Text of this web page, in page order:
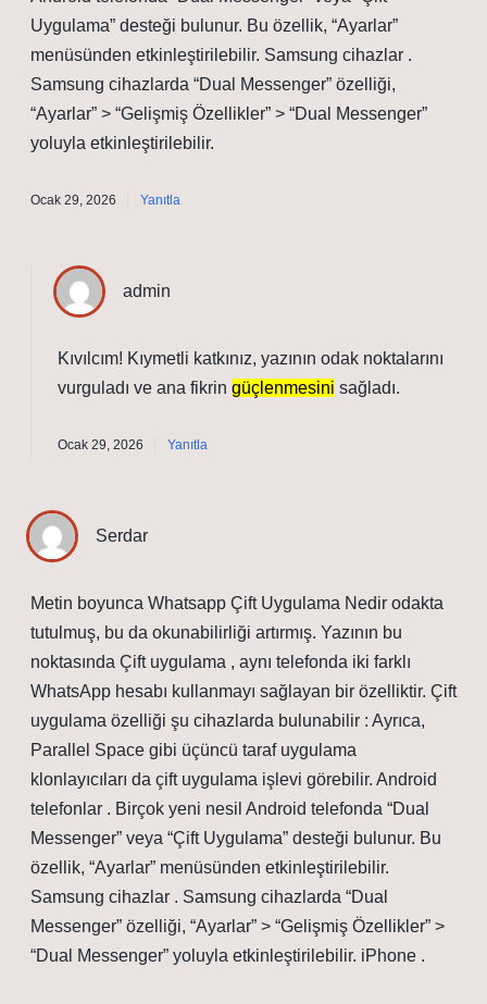
Uygulama” desteği bulunur. Bu özellik, “Ayarlar”
menüsünden etkinleştirilebilir. Samsung cihazlar .
Samsung cihazlarda “Dual Messenger” özelliği,
“Ayarlar” > “Gelişmiş Özellikler” > “Dual Messenger”
yoluyla etkinleştirilebilir.
Ocak 29, 2026 Yanıtla
admin
Kıvılcım! Kıymetli katkınız, yazının odak noktalarını
vurguladı ve ana fikrin güçlenmesini sağladı.
Ocak 29, 2026 Yanıtla
Serdar
Metin boyunca Whatsapp Çift Uygulama Nedir odakta
tutulmuş, bu da okunabilirliği artırmış. Yazının bu
noktasında Çift uygulama , aynı telefonda iki farklı
WhatsApp hesabı kullanmayı sağlayan bir özelliktir. Çift
uygulama özelliği şu cihazlarda bulunabilir : Ayrıca,
Parallel Space gibi üçüncü taraf uygulama
klonlayıcıları da çift uygulama işlevi görebilir. Android
telefonlar . Birçok yeni nesil Android telefonda “Dual
Messenger” veya “Çift Uygulama” desteği bulunur. Bu
özellik, “Ayarlar” menüsünden etkinleştirilebilir.
Samsung cihazlar . Samsung cihazlarda “Dual
Messenger” özelliği, “Ayarlar” > “Gelişmiş Özellikler” >
“Dual Messenger” yoluyla etkinleştirilebilir. iPhone .